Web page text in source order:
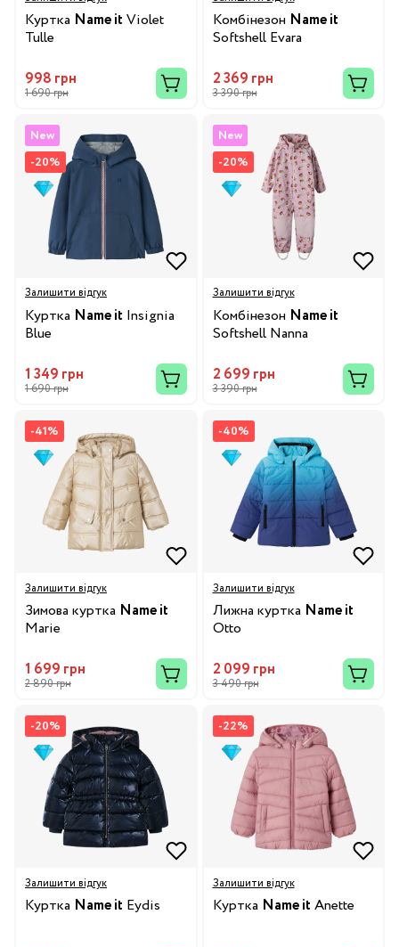
Куртка Name it Violet
Tulle
998 грн
1 690 грн
Комбінезон Name it
Softshell Evara
2 369 грн
3 390 грн
New
-20%
Залишити відгук
Куртка Name it Insignia
Blue
1 349 грн
1 690 грн
New
-20%
Залишити відгук
Комбінезон Name it
Softshell Nanna
2 699 грн
3 390 грн
-41%
Залишити відгук
Зимова куртка Name it
Marie
1 699 грн
2 890 грн
-40%
Залишити відгук
Лижна куртка Name it
Otto
2 099 грн
3 490 грн
-20%
Залишити відгук
Куртка Name it Eydis
-22%
Залишити відгук
Куртка Name it Anette